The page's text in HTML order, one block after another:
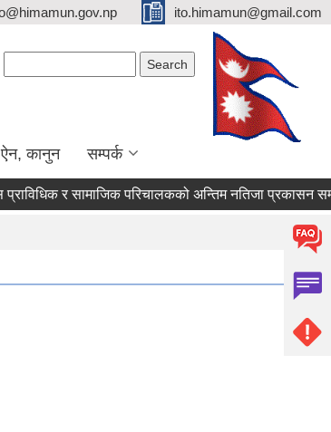
ito.himamun@gmail.com
ऐन, कानुन सम्पर्क
र सामाजिक परिचालकको अन्तिम नतिजा प्रकासन